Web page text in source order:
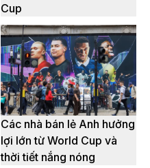
Cup
Các nhà bán lẻ Anh hưởng
lợi lớn từ World Cup và
thời tiết nắng nóng